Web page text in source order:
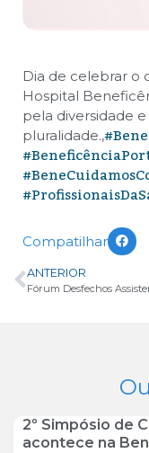
Dia de celebrar o
Hospital
pela diversidade
pluralidade.,
Compatilhar
ANTERIOR
Fórum Desfechos
2º Simpósio de
acontece na